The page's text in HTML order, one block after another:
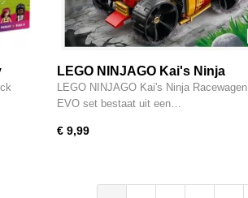
-
LEGO NINJAGO Kai's Ninja
Racewagen EVO - 71780
LEGO NINJAGO Kai's Ninja Racewagen
EVO set bestaat uit een…
€ 9,99